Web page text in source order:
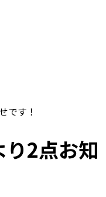
です！
2点お知